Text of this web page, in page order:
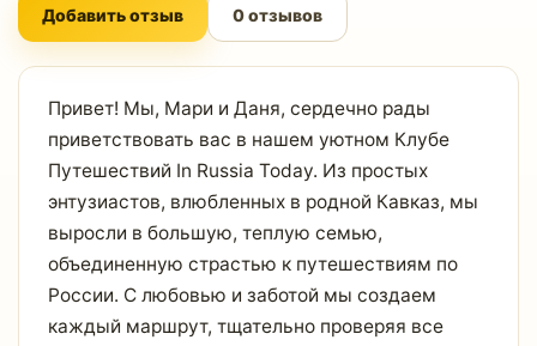
Добавить отзыв 0 отзывов
Привет! Мы, Мари и Даня, сердечно рады
приветствовать вас в нашем уютном Клубе
Путешествий In Russia Today. Из простых
энтузиастов, влюбленных в родной Кавказ, мы
выросли в большую, теплую семью,
объединенную страстью к путешествиям по
России. С любовью и заботой мы создаем
каждый маршрут, тщательно проверяя все